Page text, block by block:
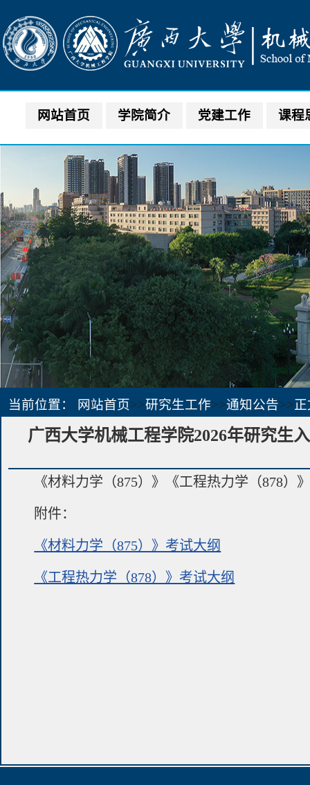
网站首页 学院简介 党建工作 课程
当前位置： 网站首页>>研究生工作>>通知公告>>
广西大学机械工程学院2026年研究生
《材料力学（875）》《工程热力学（878）
附件：
《材料力学（875）》考试大纲
《工程热力学（878）》考试大纲